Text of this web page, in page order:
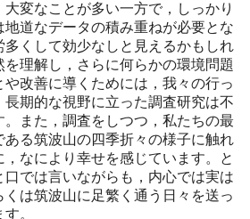
変なことが多い一方で，しっかり
地道なデータの積み重ねが必要とな
多くして効少なしと見えるかもしれ
を理解し，さらに何らかの環境問題
や改善に導くためには，我々の行っ
期的な視野に立った調査研究は不
また，調査をしつつ，私たちの最
ある筑波山の四季折々の様子に触れ
なにより幸せを感じています。と
では言いながらも，内心では実は
は筑波山に足繁く通う日々を送っ
。